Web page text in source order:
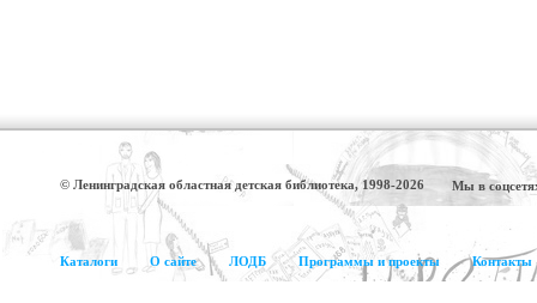
© Ленинградская областная детская библиотека, 1998-2026 Мы в
Каталоги О сайте ЛОДБ Программы и проекты Контакты